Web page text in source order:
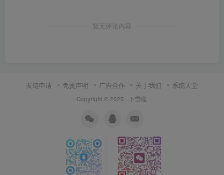
暂无评论内容
友链申请 免责声明 广告合作 关于我们 系统天堂
Copyright © 2025 · 下雪啦